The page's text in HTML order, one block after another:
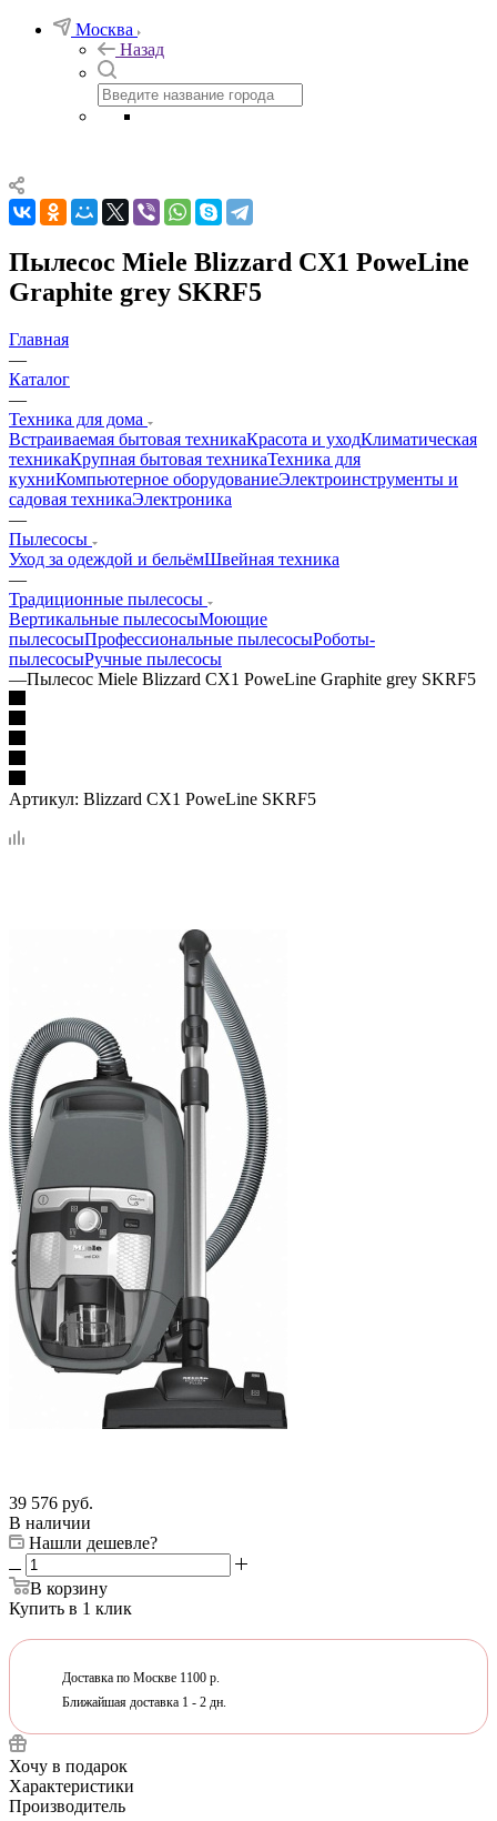
Москва
Назад
Пылесос Miele Blizzard CX1 PoweLine
Graphite grey SKRF5
Главная
—
Каталог
—
Техника для дома
Встраиваемая бытовая техникаКрасота и уходКлиматическая
техникаКрупная бытовая техникаТехника для
кухниКомпьютерное оборудованиеЭлектроинструменты и
садовая техникаЭлектроника
—
Пылесосы
Уход за одеждой и бельёмШвейная техника
—
Традиционные пылесосы
Вертикальные пылесосыМоющие
пылесосыПрофессиональные пылесосыРоботы-
пылесосыРучные пылесосы
—Пылесос Miele Blizzard CX1 PoweLine Graphite grey SKRF5
Артикул: Blizzard CX1 PoweLine SKRF5
39 576 руб.
В наличии
Нашли дешевле?
В корзину
Купить в 1 клик
Доставка по Москве 1100 р.
Ближайшая доставка 1 - 2 дн.
Хочу в подарок
Характеристики
Производитель